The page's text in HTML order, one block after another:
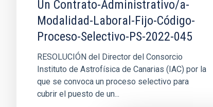
Un Contrato-Administrativo/a-
Modalidad-Laboral-Fijo-Código-
Proceso-Selectivo-PS-2022-045
RESOLUCIÓN del Director del Consorcio
Instituto de Astrofísica de Canarias (IAC) por la
que se convoca un proceso selectivo para
cubrir el puesto de un...